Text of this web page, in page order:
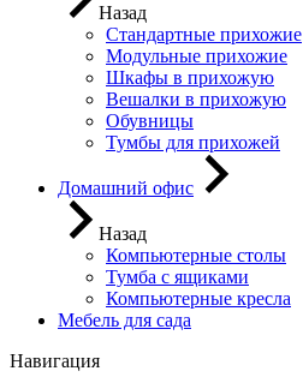
Назад
Стандартные прихожие
Модульные прихожие
Шкафы в прихожую
Вешалки в прихожую
Обувницы
Тумбы для прихожей
Домашний офис
Назад
Компьютерные столы
Тумба с ящиками
Компьютерные кресла
Мебель для сада
Навигация